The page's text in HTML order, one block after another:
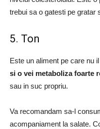
trebui sa o gatesti pe gratar
5. Ton
Este un aliment pe care nu
​​si o vei metaboliza foarte
sau in suc propriu.
Va recomandam sa-l
acompaniament la salate.